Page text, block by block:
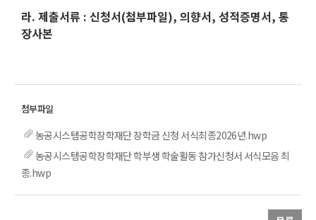
라. 제출서류 : 신청서(첨부파일), 의향서, 성적증명서, 통
장사본
농공시스템공학장학재단 장학금 신청 서식최종2026년.hwp
농공시스템공학장학재단 학부생 학술활동 참가신청서 서식모음 최
종.hwp